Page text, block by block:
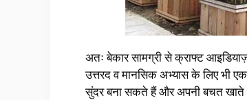
अतः बेकार सामग्री से क्राफ्ट
उत्तरद व मानसिक अभ्यास के लिए भी
सुंदर बना सकते हैं और अपनी बचत खाते